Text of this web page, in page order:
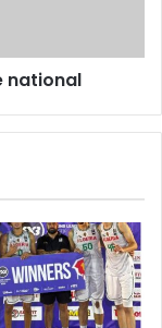
national